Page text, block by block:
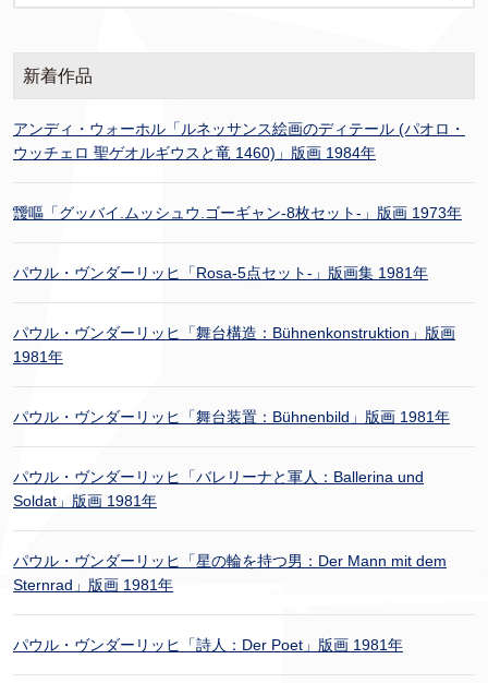
新着作品
アンディ・ウォーホル「ルネッサンス絵画のディテール (パオロ・
ウッチェロ 聖ゲオルギウスと竜 1460)」版画 1984年
靉嘔「グッバイ.ムッシュウ.ゴーギャン-8枚セット-」版画 1973年
パウル・ヴンダーリッヒ「Rosa-5点セット-」版画集 1981年
パウル・ヴンダーリッヒ「舞台構造：Bühnenkonstruktion」版画
1981年
パウル・ヴンダーリッヒ「舞台装置：Bühnenbild」版画 1981年
パウル・ヴンダーリッヒ「バレリーナと軍人：Ballerina und
Soldat」版画 1981年
パウル・ヴンダーリッヒ「星の輪を持つ男：Der Mann mit dem
Sternrad」版画 1981年
パウル・ヴンダーリッヒ「詩人：Der Poet」版画 1981年